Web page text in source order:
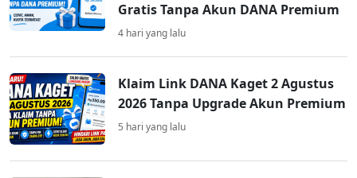
Gratis Tanpa Akun DANA Premium
4 hari yang lalu
Klaim Link DANA Kaget 2 Agustus
2026 Tanpa Upgrade Akun Premium
5 hari yang lalu